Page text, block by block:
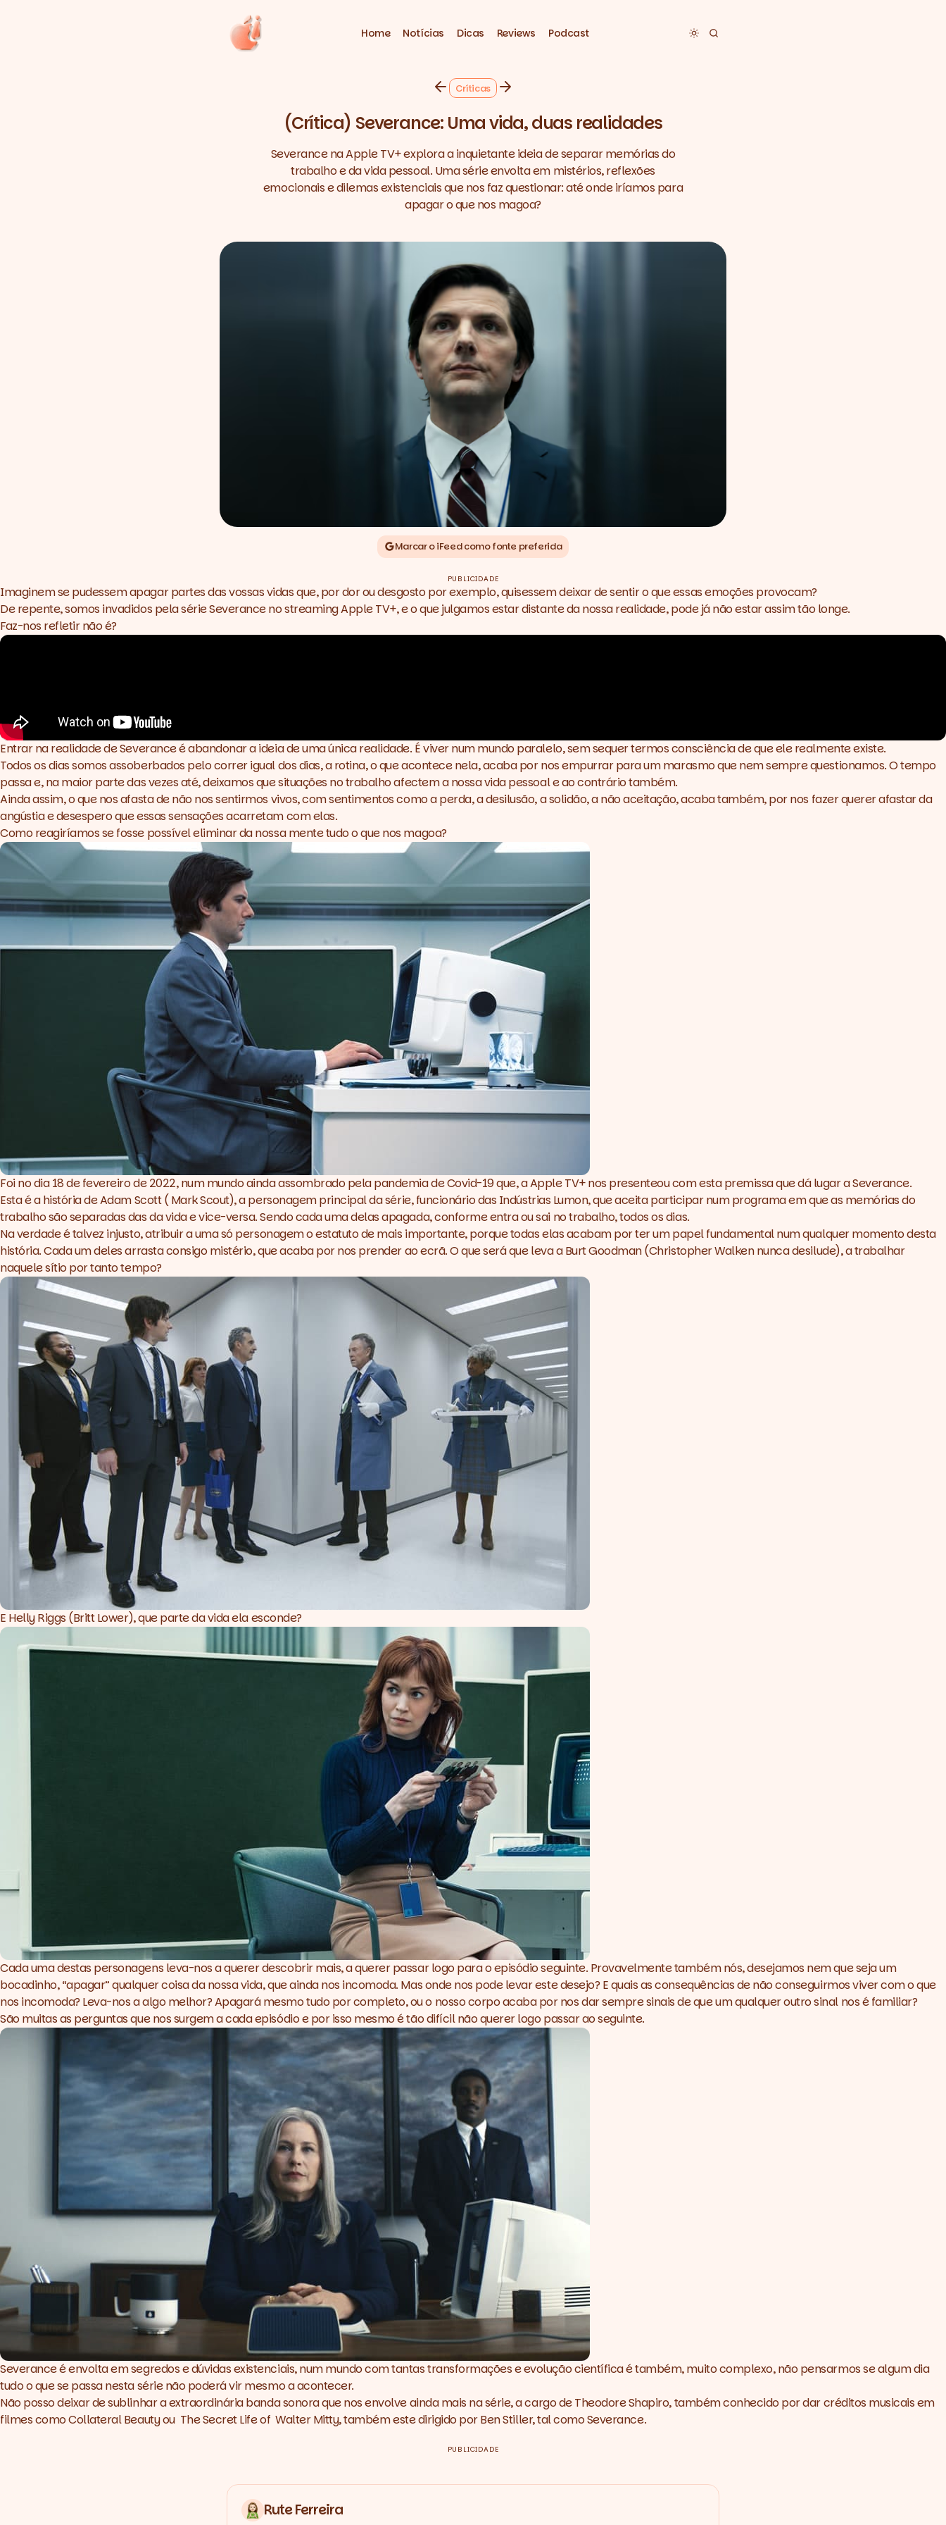
Home Notícias Dicas Reviews Podcast Toggle dark mode
Críticas
(Crítica) Severance: Uma vida, duas realidades
Severance na Apple TV+ explora a inquietante ideia de separar memórias do
trabalho e da vida pessoal. Uma série envolta em mistérios, reflexões
emocionais e dilemas existenciais que nos faz questionar: até onde iríamos para
apagar o que nos magoa?
Marcar o iFeed como fonte preferida
PUBLICIDADE
Imaginem se pudessem apagar partes das vossas vidas que, por dor ou desgosto por exemplo, quisessem deixar de sentir o que essas emoções provocam?
De repente, somos invadidos pela sérieSeveranceno streaming Apple TV+, e o que julgamos estar distante da nossa realidade, pode já não estar assim tão longe.
Faz-nos refletir não é?
Entrar na realidade deSeveranceé abandonar a ideia de uma única realidade. É viver num mundo paralelo, sem sequer termos consciência de que ele realmente existe.
Todos os dias somos assoberbados pelo correr igual dos dias, a rotina, o que acontece nela, acaba por nos empurrar para um marasmo que nem sempre questionamos. O tempo
passa e, na maior parte das vezes até, deixamos que situações no trabalho afectem a nossa vida pessoal e ao contrário também.
Ainda assim, o que nos afasta de não nos sentirmos vivos, com sentimentos como a perda, a desilusão, a solidão, a não aceitação, acaba também, por nos fazer querer afastar da
angústia e desespero que essas sensações acarretam com elas.
Como reagiríamos se fosse possível eliminar da nossa mente tudo o que nos magoa?
Foi no dia 18 de fevereiro de 2022, num mundo ainda assombrado pela pandemia de Covid-19 que, a Apple TV+ nos presenteou com esta premissa que dá lugar aSeverance.
Esta é a história de Adam Scott ( Mark Scout), a personagem principal da série, funcionário das Indústrias Lumon, que aceita participar num programa em que as memórias do
trabalho são separadas das da vida e vice-versa. Sendo cada uma delas apagada, conforme entra ou sai no trabalho, todos os dias.
Na verdade é talvez injusto, atribuir a uma só personagem o estatuto de mais importante, porque todas elas acabam por ter um papel fundamental num qualquer momento desta
história. Cada um deles arrasta consigo mistério, que acaba por nos prender ao ecrã. O que será que leva a Burt Goodman (Christopher Walken nunca desilude), a trabalhar
naquele sítio por tanto tempo?
E Helly Riggs (Britt Lower), que parte da vida ela esconde?
Cada uma destas personagens leva-nos a querer descobrir mais, a querer passar logo para o episódio seguinte. Provavelmente também nós, desejamos nem que seja um
bocadinho, “apagar” qualquer coisa da nossa vida, que ainda nos incomoda. Mas onde nos pode levar este desejo? E quais as consequências de não conseguirmos viver com o que
nos incomoda? Leva-nos a algo melhor? Apagará mesmo tudo por completo, ou o nosso corpo acaba por nos dar sempre sinais de que um qualquer outro sinal nos é familiar?
São muitas as perguntas que nos surgem a cada episódio e por isso mesmo é tão difícil não querer logo passar ao seguinte.
Severanceé envolta em segredos e dúvidas existenciais, num mundo com tantas transformações e evolução científica é também, muito complexo, não pensarmos se algum dia
tudo o que se passa nesta série não poderá vir mesmo a acontecer.
Não posso deixar de sublinhar a extraordinária banda sonora que nos envolve ainda mais na série, a cargo de Theodore Shapiro, também conhecido por dar créditos musicais em
filmes como Collateral Beauty ou The Secret Life of Walter Mitty, também este dirigido por Ben Stiller, tal comoSeverance.
PUBLICIDADE
Rute Ferreira